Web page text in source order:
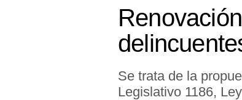
Se trata de la
Legislativo 1186,